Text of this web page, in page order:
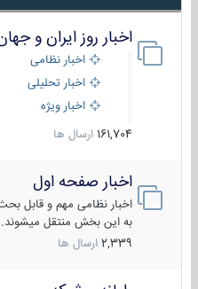
اخبار روز ایران و جهان
اخبار نظامی
اخبار تحلیلی
اخبار ویژه
161,704 ارسال ها
اخبار صفحه اول
اخبار نظامی مهم و قابل بحث
به این بخش منتقل میشوند.
2,339 ارسال ها